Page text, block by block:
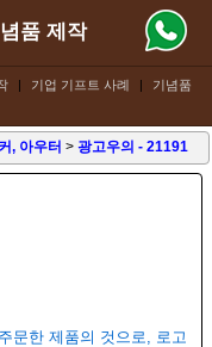
| 기업 기프트 사례 |
기념품
품 제작
, 아우터 >광고우의 - 21191
문한 제품의 것으로, 로고